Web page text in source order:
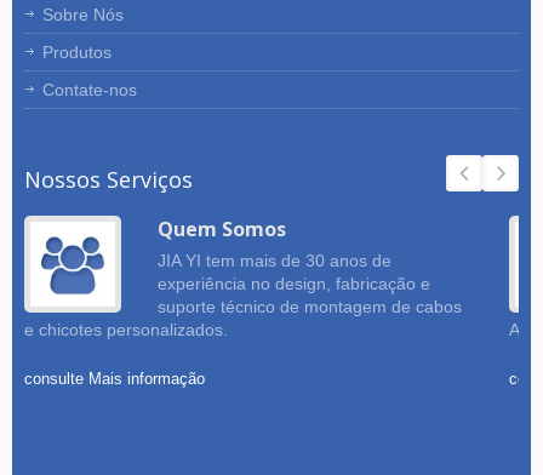
Sobre Nós
Produtos
Contate-nos
Nossos Serviços
Quem Somos
JIA YI tem mais de 30 anos de
experiência no design, fabricação e
suporte técnico de montagem de cabos
e chicotes personalizados.
consulte Mais informação